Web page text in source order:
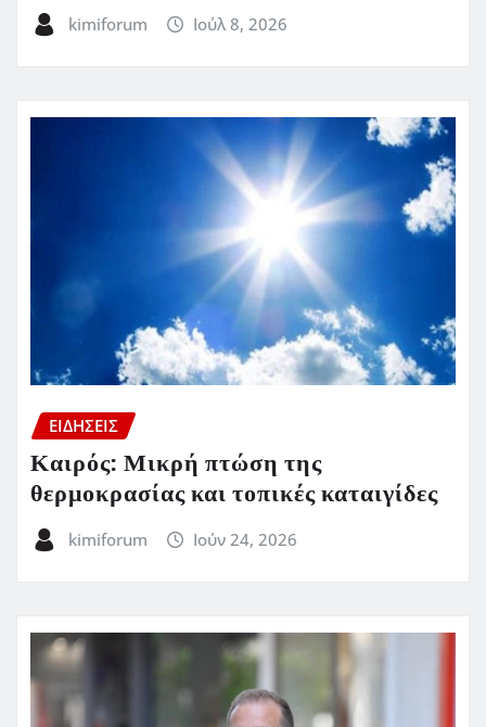
kimiforum Ιούλ 8, 2026
ΕΙΔΗΣΕΙΣ
Καιρός: Μικρή πτώση της
θερμοκρασίας και τοπικές καταιγίδες
kimiforum Ιούν 24, 2026